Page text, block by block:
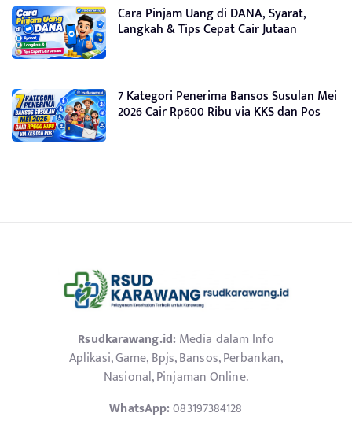
Cara Pinjam Uang di DANA, Syarat,
Langkah & Tips Cepat Cair Jutaan
7 Kategori Penerima Bansos Susulan Mei
2026 Cair Rp600 Ribu via KKS dan Pos
Rsudkarawang.id:Media dalam Info
Aplikasi, Game, Bpjs, Bansos, Perbankan,
Nasional, Pinjaman Online.
WhatsApp:083197384128